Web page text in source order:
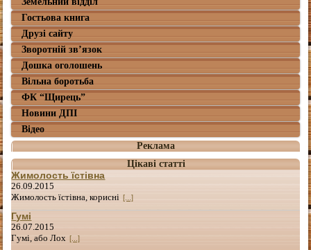
Гостьова книга
Друзі сайту
Зворотній зв’язок
Дошка оголошень
Вільна боротьба
ФК “Щирець”
Новини ДПІ
Відео
Реклама
Цікаві статті
Жимолость їстівна
26.09.2015
Жимолость їстівна, корисні [...]
Гумі
26.07.2015
Гумі, або Лох [...]